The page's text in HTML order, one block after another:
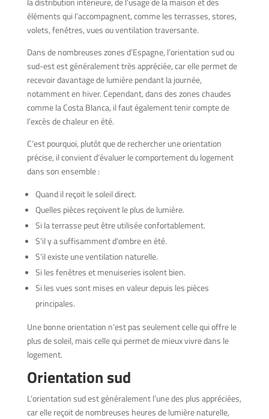
éléments qui l’accompagnent, comme les terrasses, stores,
volets, fenêtres, vues ou ventilation traversante.
Dans de nombreuses zones d’Espagne, l’orientation sud ou
sud-est est généralement très appréciée, car elle permet de
recevoir davantage de lumière pendant la journée,
notamment en hiver. Cependant, dans des zones chaudes
comme la Costa Blanca, il faut également tenir compte de
l’excès de chaleur en été.
C’est pourquoi, plutôt que de rechercher une orientation
précise, il convient d’évaluer le comportement du logement
dans son ensemble :
Quand il reçoit le soleil direct.
Quelles pièces reçoivent le plus de lumière.
Si la terrasse peut être utilisée confortablement.
S’il y a suffisamment d’ombre en été.
S’il existe une ventilation naturelle.
Si les fenêtres et menuiseries isolent bien.
Si les vues sont mises en valeur depuis les pièces
principales.
Une bonne orientation n’est pas seulement celle qui offre le
plus de soleil, mais celle qui permet de mieux vivre dans le
logement.
Orientation sud
L’orientation sud est généralement l’une des plus appréciées,
car elle reçoit de nombreuses heures de lumière naturelle,